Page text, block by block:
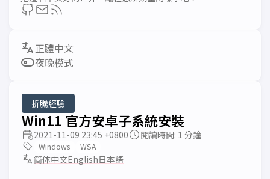
夜晚模式
折騰經驗
Win11 官方安卓子系統安裝
2021-11-09 23:45 +0800 閱讀時間: 1 分鐘
Windows WSA
简体中文English日本語